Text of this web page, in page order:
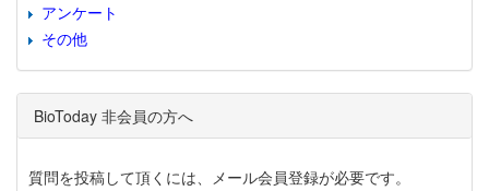
アンケート
その他
BioToday 非会員の方へ
質問を投稿して頂くには、メール会員登録が必要です。